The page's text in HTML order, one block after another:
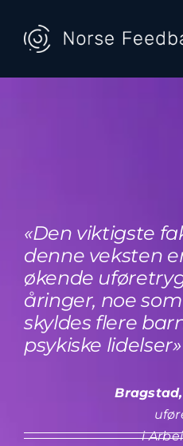
content
«Den viktigste
denne veksten
økende
åringer, noe
skyldes flere
psykiske lidelser»
Bragstad,
i